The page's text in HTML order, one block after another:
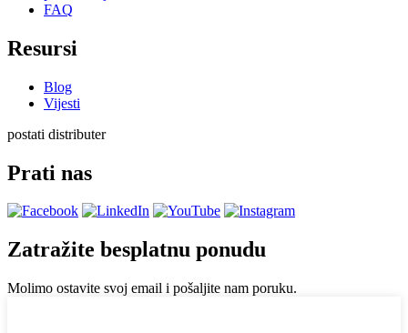
FAQ
Resursi
Blog
Vijesti
postati distributer
Prati nas
Zatražite besplatnu ponudu
Molimo ostavite svoj email i pošaljite nam poruku.